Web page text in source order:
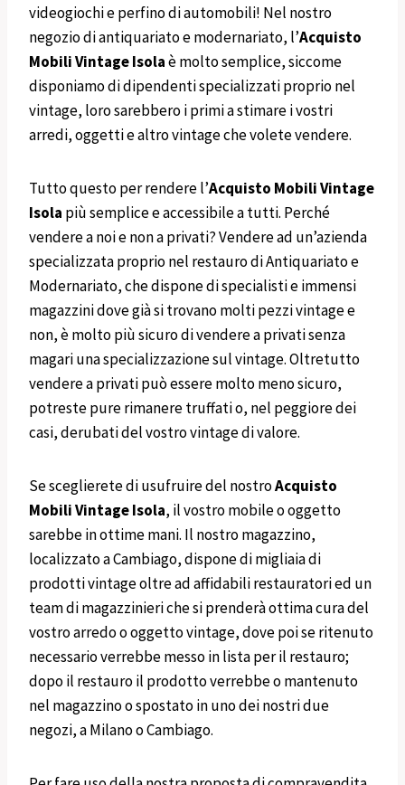
videogiochi e perfino di automobili! Nel nostro
negozio di antiquariato e modernariato, l’Acquisto
MobiliVintageIsolaè molto semplice, siccome
disponiamo di dipendenti specializzati proprio nel
vintage, loro sarebbero i primi a stimare i vostri
arredi, oggetti e altro vintage che volete vendere.
Tutto questo per rendere l’Acquisto MobiliVintage
Isola più semplice e accessibile a tutti. Perché
vendere a noi e non a privati? Vendere ad un’azienda
specializzata proprio nel restauro di Antiquariato e
Modernariato, che dispone di specialisti e immensi
magazzini dove già si trovano molti pezzi vintage e
non, è molto più sicuro di vendere a privati senza
magari una specializzazione sul vintage. Oltretutto
vendere a privati può essere molto meno sicuro,
potreste pure rimanere truffati o, nel peggiore dei
casi, derubati del vostro vintage di valore.
Se sceglierete di usufruire del nostroAcquisto
MobiliVintageIsola, il vostro mobile o oggetto
sarebbe in ottime mani. Il nostro magazzino,
localizzato a Cambiago, dispone di migliaia di
prodotti vintage oltre ad affidabili restauratori ed un
team di magazzinieri che si prenderà ottima cura del
vostro arredo o oggetto vintage, dove poi se ritenuto
necessario verrebbe messo in lista per il restauro;
dopo il restauro il prodotto verrebbe o mantenuto
nel magazzino o spostato in uno dei nostri due
negozi, a Milano o Cambiago.